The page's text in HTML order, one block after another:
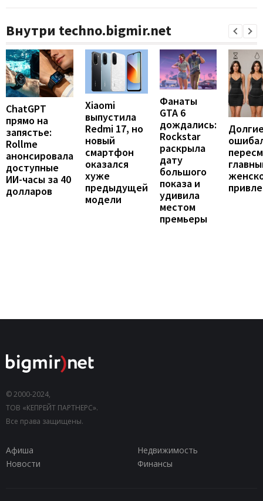
Внутри techno.bigmir.net
ChatGPT
прямо на
запястье:
Rollme
анонсировала
доступные
ИИ-часы за 40
долларов
Xiaomi
выпустила
Redmi 17, но
новый
смартфон
оказался
хуже
предыдущей
модели
Фанаты
GTA 6
дождались:
Rockstar
раскрыла
дату
большого
показа и
удивила
местом
премьеры
© 2000-2024,
ТОВ «КЕПРЕЙТ ПАРТНЕРС».
Все права защищены.
Афиша
Недвижимость
Новости
Финансы